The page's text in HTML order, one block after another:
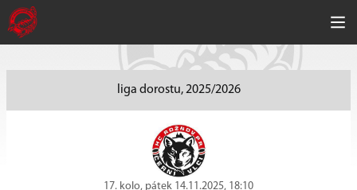
liga dorostu, 2025/2026
17. kolo, pátek 14.11.2025, 18:10